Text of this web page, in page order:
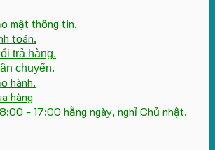
mật thông tin.
toán.
trả hàng.
chuyển.
hành.
hàng
- 17:00 hằng ngày, nghỉ Chủ nhật.